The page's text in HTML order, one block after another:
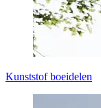
Kunststof boeidelen